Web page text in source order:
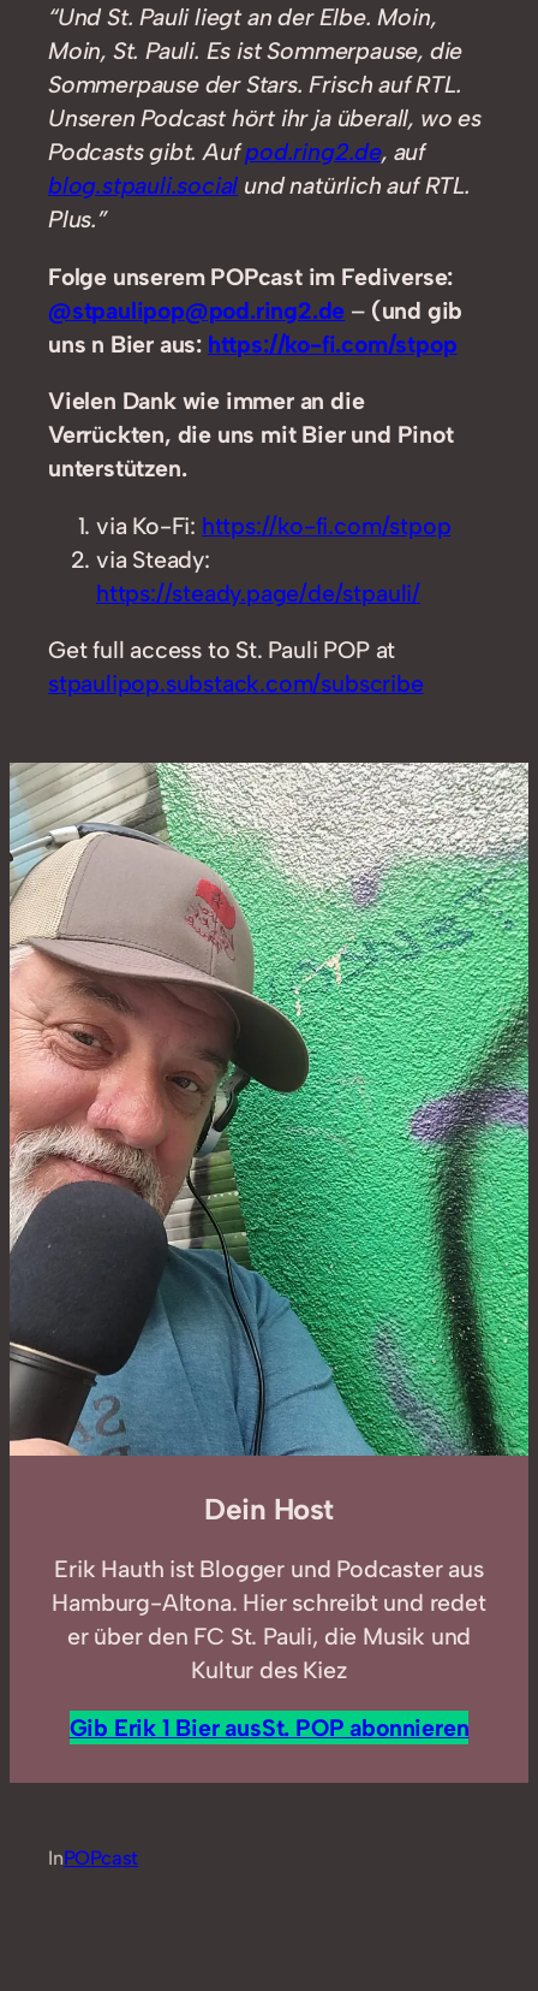
“Und St. Pauli liegt an der Elbe. Moin,
Moin, St. Pauli. Es ist Sommerpause, die
Sommerpause der Stars. Frisch auf RTL.
Unseren Podcast hört ihr ja überall, wo es
Podcasts gibt. Aufpod.ring2.de, auf
blog.stpauli.social und natürlich auf RTL.
Plus.”
Folge unserem POPcast im Fediverse:
@stpaulipop@pod.ring2.de – (und gib
uns n Bier aus: https://ko-fi.com/stpop
Vielen Dank wie immer an die
Verrückten, die uns mit Bier und Pinot
unterstützen.
via Ko-Fi: https://ko-fi.com/stpop
via Steady:
https://steady.page/de/stpauli/
Get full access to St. Pauli POP at
stpaulipop.substack.com/subscribe
Dein Host
Erik Hauth ist Blogger und Podcaster aus
Hamburg-Altona. Hier schreibt und redet
er über den FC St. Pauli, die Musik und
Kultur des Kiez
Gib Erik 1 Bier ausSt. POP abonnieren
InPOPcast